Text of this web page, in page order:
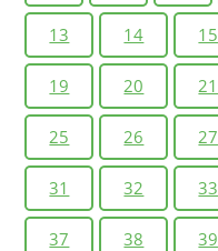
13 14 15
19 20 21
25 26 27
31 32 33
37 38 39